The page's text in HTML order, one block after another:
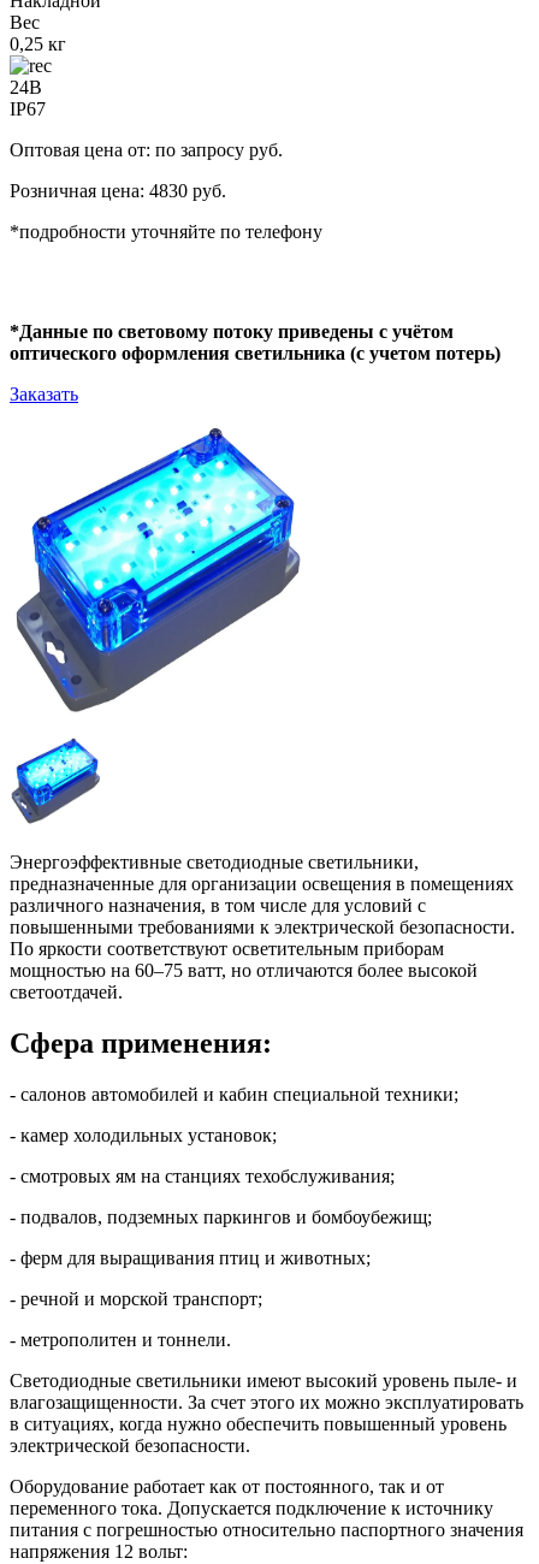
Вес
0,25 кг
24В
IP67
Оптовая цена от: по запросу руб.
Розничная цена: 4830 руб.
*подробности уточняйте по телефону
*Данные по световому потоку приведены с учётом
оптического оформления светильника (с учетом потерь)
Заказать
Энергоэффективные светодиодные светильники,
предназначенные для организации освещения в помещениях
различного назначения, в том числе для условий с
повышенными требованиями к электрической безопасности.
По яркости соответствуют осветительным приборам
мощностью на 60–75 ватт, но отличаются более высокой
светоотдачей.
Сфера применения:
- салонов автомобилей и кабин специальной техники;
- камер холодильных установок;
- смотровых ям на станциях техобслуживания;
- подвалов, подземных паркингов и бомбоубежищ;
- ферм для выращивания птиц и животных;
- речной и морской транспорт;
- метрополитен и тоннели.
Светодиодные светильники имеют высокий уровень пыле- и
влагозащищенности. За счет этого их можно эксплуатировать
в ситуациях, когда нужно обеспечить повышенный уровень
электрической безопасности.
Оборудование работает как от постоянного, так и от
переменного тока. Допускается подключение к источнику
питания с погрешностью относительно паспортного значения
напряжения 12 вольт: